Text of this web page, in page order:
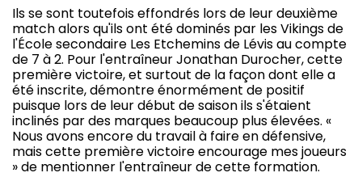
Ils se sont toutefois effondrés lors de leur deuxième
match alors qu'ils ont été dominés par les Vikings de
l'École secondaire Les Etchemins de Lévis au compte
de 7 à 2. Pour l'entraîneur Jonathan Durocher, cette
première victoire, et surtout de la façon dont elle a
été inscrite, démontre énormément de positif
puisque lors de leur début de saison ils s'étaient
inclinés par des marques beaucoup plus élevées. «
Nous avons encore du travail à faire en défensive,
mais cette première victoire encourage mes joueurs
» de mentionner l'entraîneur de cette formation.